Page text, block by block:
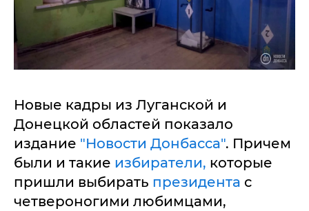
Новые кадры из Луганской и
Донецкой областей показало
издание "Новости Донбасса". Причем
были и такие избиратели, которые
пришли выбирать президента с
четвероногими любимцами,